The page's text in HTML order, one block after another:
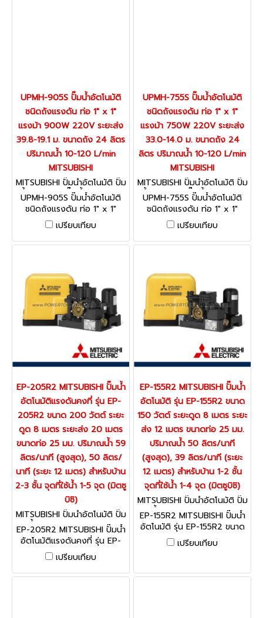
UPMH-905S ปั๊มน้ำอัตโนมัติ
ชนิดถังแรงดัน ท่อ 1" x 1"
แรงม้า 900W 220V ระยะส่ง
39.8-19.1 ม. ขนาดถัง 24 ลิตร
ปริมาณน้ำ 10-120 L/min
MITSUBISHI
MITSUBISHI ปั๊มน้ำอัตโนมัติ ปั๊ม
น้ำอินเวเตอร์ ปั๊มน้ำรุ่นธรรมดา
UPMH-905S
UPMH-905S ปั๊มน้ำอัตโนมัติ
ชนิดถังแรงดัน ท่อ 1" x 1"
แรงม้า 900W 220V ระยะส่ง
39.8-19.1 ม. ขนาดถัง 24 ลิตร
ปริมาณน้ำ 10-120 L/min
เปรียบเทียบ
UPMH-755S ปั๊มน้ำอัตโนมัติ
ชนิดถังแรงดัน ท่อ 1" x 1"
แรงม้า 750W 220V ระยะส่ง
33.0-14.0 ม. ขนาดถัง 24
ลิตร ปริมาณน้ำ 10-120 L/min
MITSUBISHI
MITSUBISHI ปั๊มน้ำอัตโนมัติ ปั๊ม
น้ำอินเวเตอร์ ปั๊มน้ำรุ่นธรรมดา
UPMH-755S
UPMH-755S ปั๊มน้ำอัตโนมัติ
ชนิดถังแรงดัน ท่อ 1" x 1"
แรงม้า 750W 220V ระยะส่ง
33.0-14.0 ม. ขนาดถัง 24
ลิตร ปริมาณน้ำ 10-120 L/min
เปรียบเทียบ
EP-205R2 MITSUBISHI ปั๊มน้ำ
อัตโนมัติแรงดันคงที่ รุ่น EP-
205R2 ขนาด 200 วัตต์ ระยะ
ดูด 8 เมตร ระยะส่ง 20 เมตร
ขนาดท่อ 25 มม. ปริมาณน้ำ 59
ลิตร/นาที (สูงสุด), 50 ลิตร/
นาที (ระยะ 12 เมตร) สำหรับบ้าน
2-3 ชั้น จุดที่ใช้น้ำ 1-5 จุด (มิตซู
บิชิ)
MITSUBISHI ปั๊มน้ำอัตโนมัติ ปั๊ม
น้ำอินเวเตอร์ EP-205R2
EP-205R2 MITSUBISHI ปั๊มน้ำ
อัตโนมัติแรงดันคงที่ รุ่น EP-
205R2 ขนาด 200 วัตต์ ระยะ
ดูด 8 เมตร ระยะส่ง 20 เมตร
ขนาดท่อ 25 มม. ปริมาณน้ำ 59
เปรียบเทียบ
EP-155R2 MITSUBISHI ปั๊มน้ำ
อัตโนมัติ รุ่น EP-155R2 ขนาด
150 วัตต์ ระยะดูด 8 เมตร ระยะ
ส่ง 12 เมตร ขนาดท่อ 25 มม.
ปริมาณน้ำ 50 ลิตร/นาที
(สูงสุด), 39 ลิตร/นาที (ระยะ
12 เมตร) สำหรับบ้าน 1-2 ชั้น
จุดที่ใช้น้ำ 1-4 จุด (มิตซูบิชิ)
MITSUBISHI ปั๊มน้ำอัตโนมัติ ปั๊ม
น้ำอินเวเตอร์ EP-155R2
EP-155R2 MITSUBISHI ปั๊มน้ำ
อัตโนมัติ รุ่น EP-155R2 ขนาด
150 วัตต์ ระยะดูด 8 เมตร ระยะ
ส่ง 12 เมตร ขนาดท่อ 25 มม.
(สูงสุด), 39 ลิตร/นาที (ระยะ
เปรียบเทียบ